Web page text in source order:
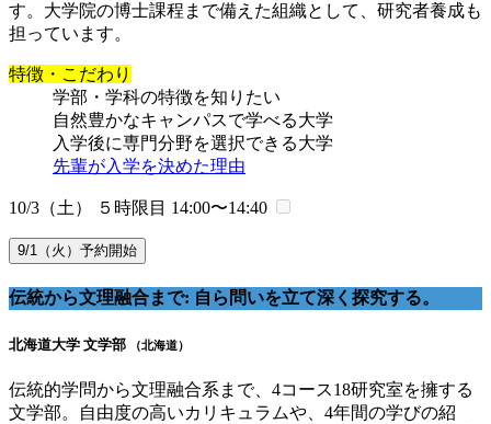
す。大学院の博士課程まで備えた組織として、研究者養成も
担っています。
特徴・こだわり
学部・学科の特徴を知りたい
自然豊かなキャンパスで学べる大学
入学後に専門分野を選択できる大学
先輩が入学を決めた理由
10/3（土） ５時限目 14:00〜14:40
9/1（火）予約開始
伝統から文理融合まで: 自ら問いを立て深く探究する。
北海道大学 文学部 （北海道）
伝統的学問から文理融合系まで、4コース18研究室を擁する
文学部。自由度の高いカリキュラムや、4年間の学びの紹